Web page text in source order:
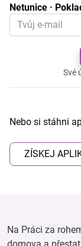
Netunice ·
Své
Nebo si stáhni
ZÍSKEJ
Na Práci za
domova a